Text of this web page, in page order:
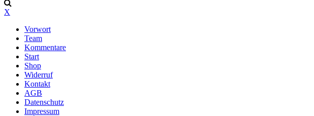
X
Vorwort
Team
Kommentare
Start
Shop
Widerruf
Kontakt
AGB
Datenschutz
Impressum